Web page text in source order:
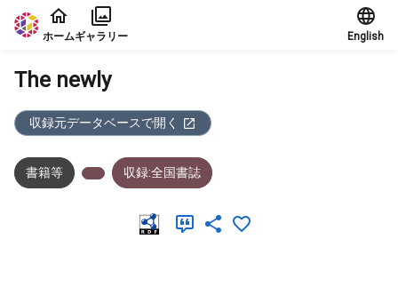
本文に飛ぶ
ホームギャラリー English
The newly
収録元データベースで開く
書籍等 収録:全国書誌